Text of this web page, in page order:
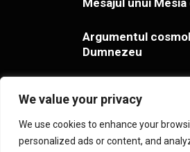
We value your privacy
We use cookies to enhance your
personalized ads or content, and
Mesajul unui
Argumentul
Dumnezeu
adevărul